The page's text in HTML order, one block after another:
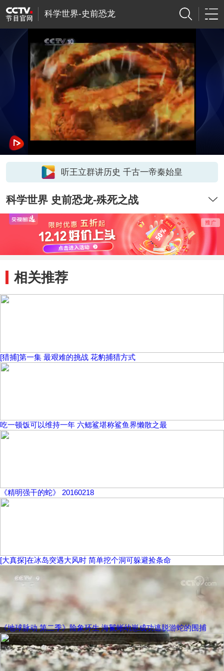
科学世界-史前恐龙
听王立群讲历史 千古一帝秦始皇
科学世界 史前恐龙-殊死之战
相关推荐
[猎捕]第一集 最艰难的挑战 花豹捕猎方式
吃一顿饭可以维持一年 六鳃鲨堪称鲨鱼界懒散之最
《精明强干的蛇》 20160218
[大真探]在冰岛突遇大风时 简单挖个洞可躲避捡条命
《地球脉动 第二季》险象环生 海鬣蜥幼崽成功逃脱游蛇的围捕